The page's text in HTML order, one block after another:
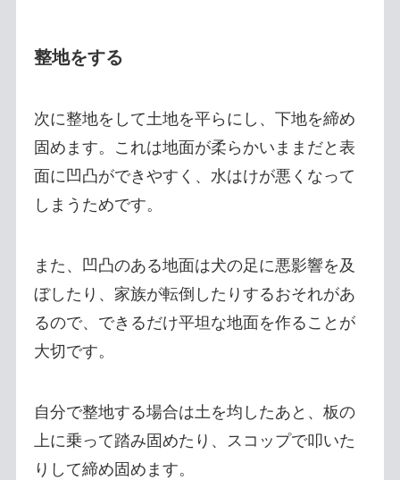
整地をする
次に整地をして土地を平らにし、下地を締め
固めます。これは地面が柔らかいままだと表
面に凹凸ができやすく、水はけが悪くなって
しまうためです。
また、凹凸のある地面は犬の足に悪影響を及
ぼしたり、家族が転倒したりするおそれがあ
るので、できるだけ平坦な地面を作ることが
大切です。
自分で整地する場合は土を均したあと、板の
上に乗って踏み固めたり、スコップで叩いた
りして締め固めます。